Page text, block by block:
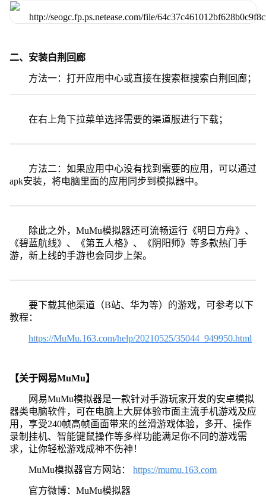
二、安装白荆回廊
方法一：打开应用中心或直接在搜索框搜索白荆回廊；
在右上角下拉菜单选择需要的渠道服进行下载；
方法二：如果应用中心没有找到需要的应用，可以通过
apk安装，将电脑里面的应用同步到模拟器中。
除此之外，MuMu模拟器还可流畅运行《明日方舟》、
《碧蓝航线》、《第五人格》、《阴阳师》等多款热门手
游，新上线的手游也会同步上架。
要下载其他渠道（B站、华为等）的游戏，可参考以下
教程：
https://MuMu.163.com/help/20210525/35044_949950.html
【关于网易MuMu】
网易MuMu模拟器是一款针对手游玩家开发的安卓模拟
器类电脑软件，可在电脑上大屏体验市面主流手机游戏及应
用，享受240帧高帧画面带来的丝滑游戏体验，多开、操作
录制挂机、智能键鼠操作等多样功能满足你不同的游戏需
求，让你轻松游戏成神不伤神！
MuMu模拟器官方网站： https://mumu.163.com
官方微博：MuMu模拟器